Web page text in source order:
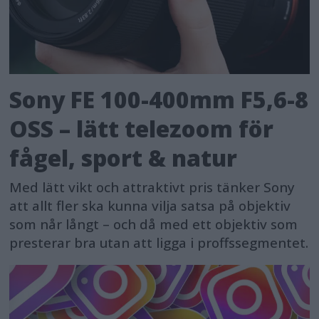
Sony FE 100-400mm F5,6-8
OSS – lätt telezoom för
fågel, sport & natur
Med lätt vikt och attraktivt pris tänker Sony
att allt fler ska kunna vilja satsa på objektiv
som når långt – och då med ett objektiv som
presterar bra utan att ligga i proffssegmentet.